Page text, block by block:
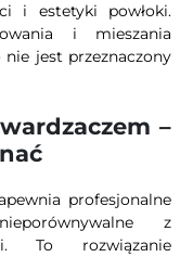
i estetyki powłoki.
i mieszania
nie jest przeznaczony
–
profesjonalne
z
To rozwiązanie